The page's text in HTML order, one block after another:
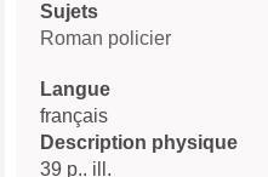
Sujets
Roman policier
Langue
français
Description physique
39 p.. ill.